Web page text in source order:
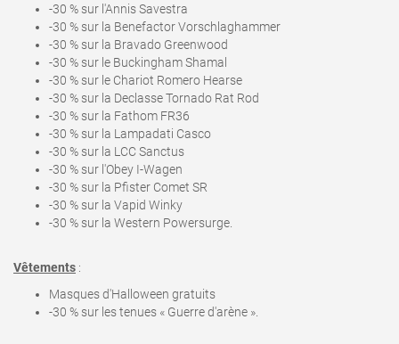
-30 % sur l'Annis Savestra
-30 % sur la Benefactor Vorschlaghammer
-30 % sur la Bravado Greenwood
-30 % sur le Buckingham Shamal
-30 % sur le Chariot Romero Hearse
-30 % sur la Declasse Tornado Rat Rod
-30 % sur la Fathom FR36
-30 % sur la Lampadati Casco
-30 % sur la LCC Sanctus
-30 % sur l'Obey I-Wagen
-30 % sur la Pfister Comet SR
-30 % sur la Vapid Winky
-30 % sur la Western Powersurge.
Vêtements :
Masques d'Halloween gratuits
-30 % sur les tenues « Guerre d'arène ».